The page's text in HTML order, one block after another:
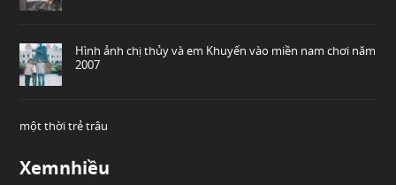
Hình ảnh chị thủy và em Khuyến vào miền nam chơi năm
2007
một thời trẻ trâu
Xemnhiều